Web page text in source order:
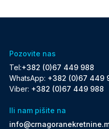
Pozovite nas
Tel:+382 (0)67 449 988
WhatsApp: +382 (0)67 449
Viber: +382 (0)67 449 988
Ili nam pišite na